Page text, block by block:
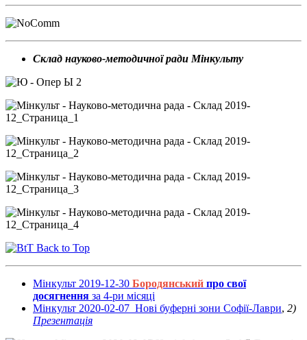
Склад науково-методичної ради Мінкульту
Back to Top
Мінкульт 2019-12-30 Бородянський про свої
досягнення за 4-ри місяці
Мінкульт 2020-02-07 Нові буферні зони Софії-Лаври, 2)
Презентація